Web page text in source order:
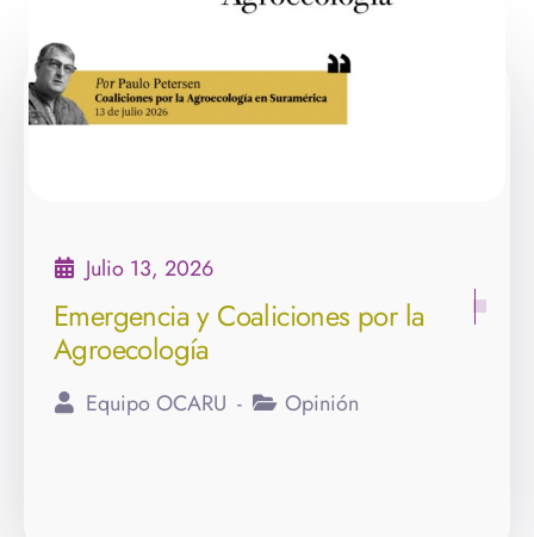
Emergencia y Coaliciones por la
Agroecología